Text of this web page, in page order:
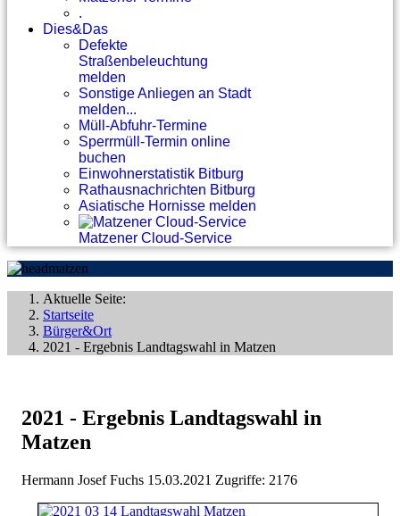
.
Dies&Das
Defekte
Straßenbeleuchtung
melden
Sonstige Anliegen an Stadt
melden...
Müll-Abfuhr-Termine
Sperrmüll-Termin online
buchen
Einwohnerstatistik Bitburg
Rathausnachrichten Bitburg
Asiatische Hornisse melden
Matzener Cloud-Service
Aktuelle Seite:
Startseite
Bürger&Ort
2021 - Ergebnis Landtagswahl in Matzen
2021 - Ergebnis Landtagswahl in
Matzen
Hermann Josef Fuchs 15.03.2021 Zugriffe: 2176